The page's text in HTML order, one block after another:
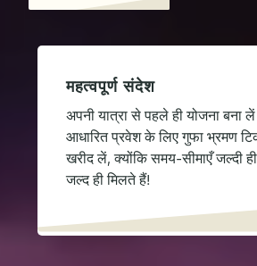
महत्वपूर्ण संदेश
अपनी यात्रा से पहले ही योजना
आधारित प्रवेश के लिए गुफा भ्रमण
खरीद लें, क्योंकि समय-सीमाएँ जल्दी
जल्द ही मिलते हैं!